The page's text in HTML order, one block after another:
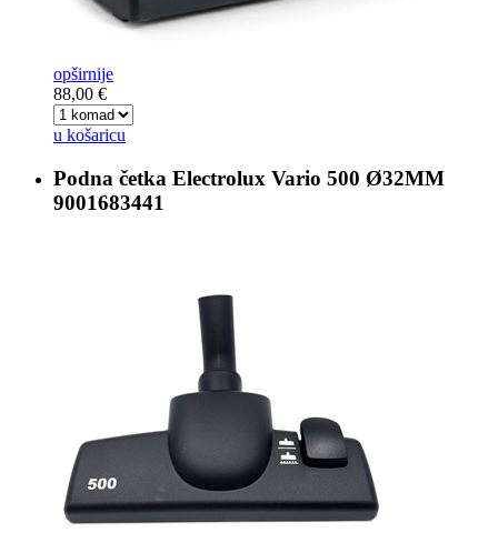
opširnije
88,00 €
u košaricu
Podna četka Electrolux Vario 500 Ø32MM
9001683441